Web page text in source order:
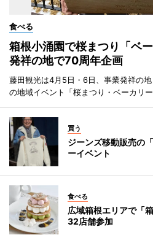
食べる
箱根小涌園で桜まつり「ベ
発祥の地で70周年企画
藤田観光は4月5日・6日、事業発祥の
の地域イベント「桜まつり・ベーカリ
買う
ジーンズ移動販売の
ーイベント
食べる
広域箱根エリアで「
32店舗参加